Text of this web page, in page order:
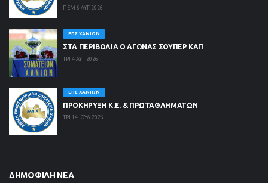
ΠΕΜ 6 ΑΥΓ 2026
ΕΠΣ ΧΑΝΊΩΝ
ΣΤΑ ΠΕΡΙΒΟΛΙΑ Ο ΑΓΩΝΑΣ ΣΟΥΠΕΡ ΚΑΠ
ΤΡΙ 4 ΑΥΓ 2026
ΕΠΣ ΧΑΝΊΩΝ
ΠΡΟΚΗΡΥΞΗ Κ.Ε. & ΠΡΩΤΑΘΛΗΜΑΤΩΝ
ΤΡΙ 14 ΙΟΥΛ 2026
ΔΗΜΟΦΙΛΉ ΝΈΑ